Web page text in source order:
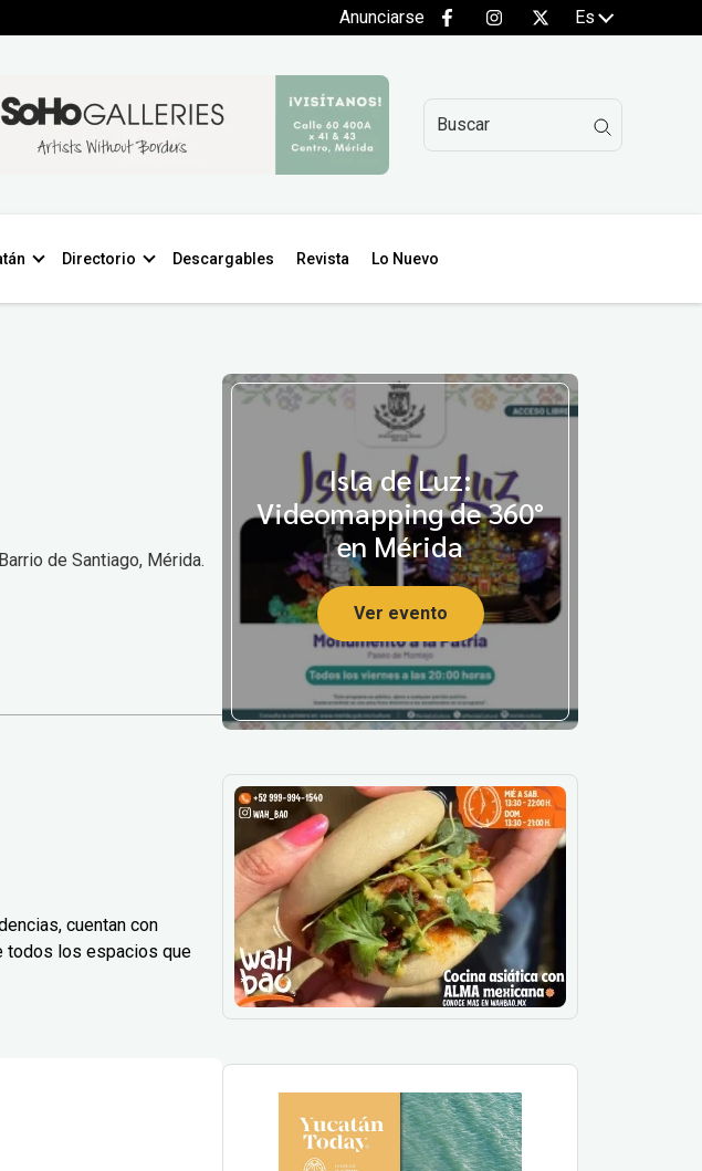
Anunciarse Es
Directorio Descargables Revista Lo Nuevo
de Santiago, Mérida.
cuentan con
todos los espacios que
Isla de Luz:
Videomapping de 360°
en Mérida
Ver evento